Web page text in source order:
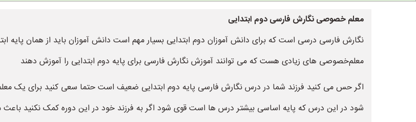
معلم خصوصی نگارش فارسی دوم ابتدایی
نگارش فارسی درسی است که برای دانش آموزان دوم ابتدایی بسیار مهم است دانش آموزان باید از همان پایه
معلم‌خصوصی های زیادی هست که می توانند آموزش نگارش فارسی برای پایه دوم ابتدایی را آموزش دهند
اگر حس می کنید فرزند شما در درس نگارش فارسی پایه دوم ابتدایی ضعیف است حتما سعی کنید برای یک
شود در این درس که پایه اساسی بیشتر درس ها است قوی شود اگر به فرزند خود در این دوره کمک نکنید